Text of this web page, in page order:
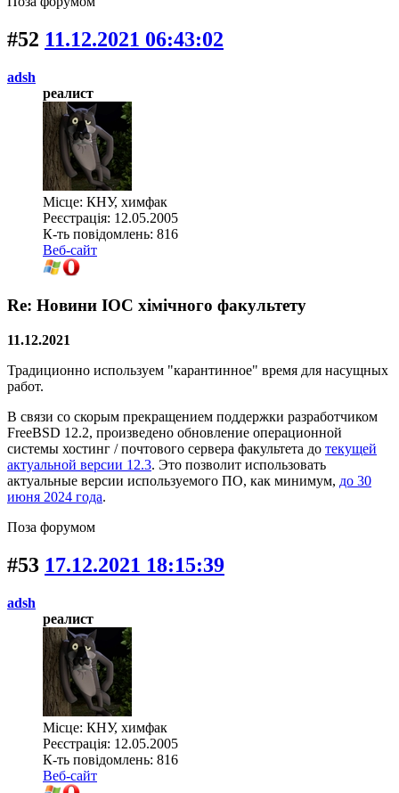
#52 11.12.2021 06:43:02
adsh
реалист
Місце: КНУ, химфак
Реєстрація: 12.05.2005
К-ть повідомлень: 816
Веб-сайт
Re: Новини ІОС хімічного факультету
11.12.2021
Традиционно используем "карантинное" время для насущных
работ.
В связи со скорым прекращением поддержки разработчиком
FreeBSD 12.2, произведено обновление операционной
системы хостинг / почтового сервера факультета до текущей
актуальной версии 12.3. Это позволит использовать
актуальные версии используемого ПО, как минимум, до 30
июня 2024 года.
Поза форумом
#53 17.12.2021 18:15:39
adsh
реалист
Місце: КНУ, химфак
Реєстрація: 12.05.2005
К-ть повідомлень: 816
Веб-сайт